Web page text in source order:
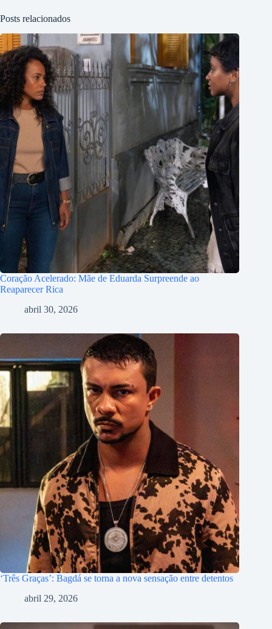
Posts relacionados
Coração Acelerado: Mãe de Eduarda Surpreende ao
Reaparecer Rica
abril 30, 2026
‘Três Graças’: Bagdá se torna a nova sensação entre detentos
abril 29, 2026